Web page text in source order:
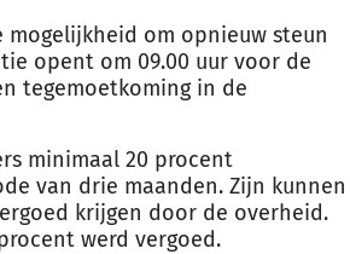
mogelijkheid om opnieuw steun
opent om 09.00 uur voor de
tegemoetkoming in de
minimaal 20 procent
van drie maanden. Zijn kunnen
krijgen door de overheid.
werd vergoed.